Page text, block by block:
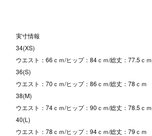
実寸情報
34(XS)
ウエスト：66ｃｍ/ヒップ：84ｃｍ/総丈：77.5ｃｍ
36(S)
ウエスト：70ｃｍ/ヒップ：86ｃｍ/総丈：78ｃｍ
38(M)
ウエスト：74ｃｍ/ヒップ：90ｃｍ/総丈：78.5ｃｍ
40(L)
ウエスト：78ｃｍ/ヒップ：94ｃｍ/総丈：79ｃｍ